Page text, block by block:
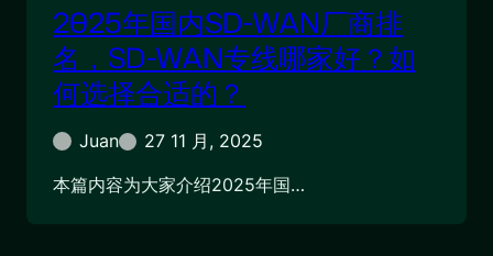
2025年国内SD-WAN厂商排
名，SD-WAN专线哪家好？如
何选择合适的？
Juan
27 11 月, 2025
本篇内容为大家介绍2025年国…